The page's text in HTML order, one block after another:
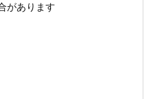
があります